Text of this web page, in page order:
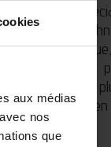
aux médias
nos
que
société
par
ans ! À
est beaucoup
beaucoup
Fabriqué en